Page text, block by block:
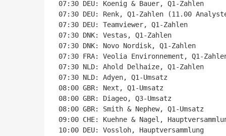
07:30 DEU: Koenig & Bauer, Q1-Zahlen
07:30 DEU: Renk, Q1-Zahlen (11.00
07:30 DEU: Teamviewer, Q1-Zahlen
07:30 DNK: Vestas, Q1-Zahlen
07:30 DNK: Novo Nordisk, Q1-Zahlen
07:30 FRA: Veolia Environnement, Q1-
07:30 NLD: Ahold Delhaize, Q1-Zahlen
07:30 NLD: Adyen, Q1-Umsatz
08:00 GBR: Next, Q1-Umsatz
08:00 GBR: Diageo, Q3-Umsatz
08:00 GBR: Smith & Nephew, Q1-Umsatz
09:00 CHE: Kuehne & Nagel,
10:00 DEU: Vossloh, Hauptversammlung